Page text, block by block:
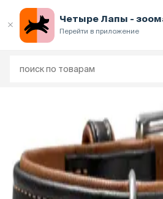
Четыре Лапы -
Перейти в приложение